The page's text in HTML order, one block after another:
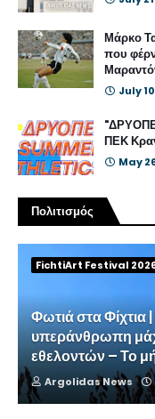
Μάρκο
που
July
ΠΕΚ
May
Πολιτισμός
FichtiArt Festival
Φωτιά στα
υπεράνθρωπη
εθελοντών – Το
Argolidas News